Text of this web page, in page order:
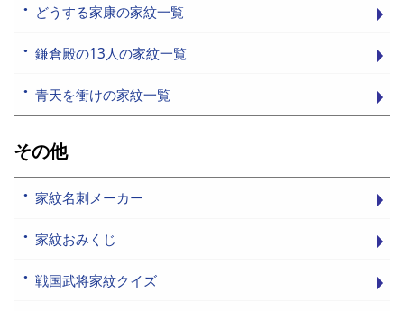
どうする家康の家紋一覧
鎌倉殿の13人の家紋一覧
青天を衝けの家紋一覧
その他
家紋名刺メーカー
家紋おみくじ
戦国武将家紋クイズ